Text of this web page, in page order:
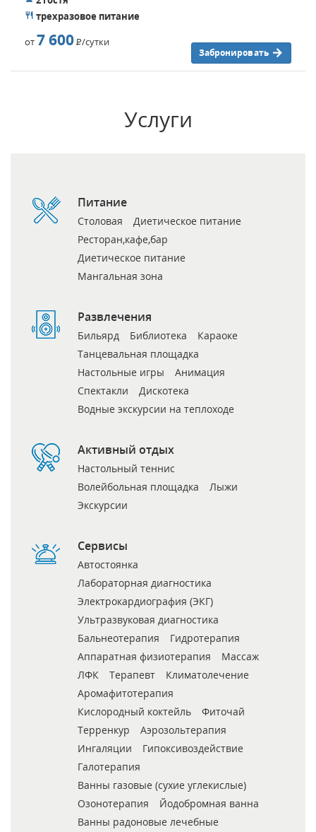
трехразовое питание
от7 600Р/сутки
Забронировать
Услуги
Питание
Столовая
Диетическое питание
Ресторан,кафе,бар
Диетическое питание
Мангальная зона
Развлечения
Бильярд Библиотека
Караоке
Танцевальная площадка
Настольные игры
Анимация
Спектакли
Дискотека
Водные экскурсии на теплоходе
Активный отдых
Настольный теннис
Волейбольная площадка
Лыжи
Экскурсии
Сервисы
Автостоянка
Лабораторная диагностика
Электрокардиография (ЭКГ)
Ультразвуковая диагностика
Бальнеотерапия
Гидротерапия
Аппаратная физиотерапия
Массаж
ЛФК
Терапевт
Климатолечение
Аромафитотерапия
Кислородный коктейль
Фиточай
Терренкур
Аэрозольтерапия
Ингаляции
Гипоксивоздействие
Галотерапия
Ванны газовые (сухие углекислые)
Озонотерапия
Йодобромная ванна
Ванны радоновые лечебные